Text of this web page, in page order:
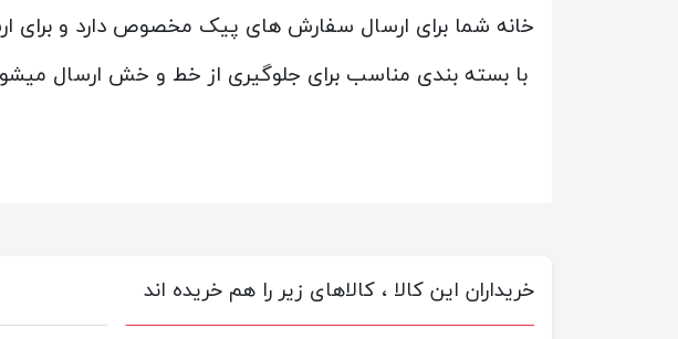
خانه شما برای ارسال سفارش های پیک مخصوص دارد و
با بسته بندی مناسب برای جلوگیری از خط و خش ارسال
خریداران این کالا ، کالاهای زیر را هم خریده اند